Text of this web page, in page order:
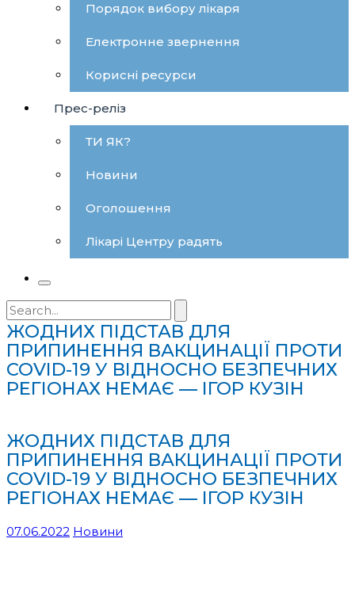
Порядок вибору лікаря
Електронне звернення
Корисні ресурси
Прес-реліз
ТИ ЯК?
Новини
Оголошення
Лікарі Центру радять
Search
for:
ЖОДНИХ ПІДСТАВ ДЛЯ
ПРИПИНЕННЯ ВАКЦИНАЦІЇ ПРОТИ
COVID-19 У ВІДНОСНО БЕЗПЕЧНИХ
РЕГІОНАХ НЕМАЄ — ІГОР КУЗІН
ЖОДНИХ ПІДСТАВ ДЛЯ
ПРИПИНЕННЯ ВАКЦИНАЦІЇ ПРОТИ
COVID-19 У ВІДНОСНО БЕЗПЕЧНИХ
РЕГІОНАХ НЕМАЄ — ІГОР КУЗІН
07.06.2022 Новини